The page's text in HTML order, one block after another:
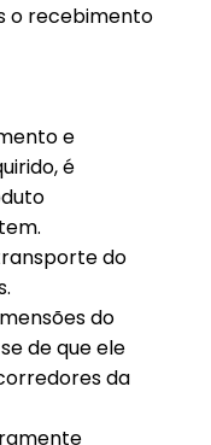
o recebimento
e
é
do
do
de que ele
da